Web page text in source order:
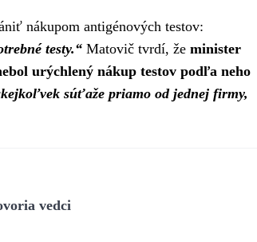
nákupom antigénových testov:
testy.“ Matovič tvrdí, že minister
urýchlený nákup testov podľa neho
súťaže priamo od jednej firmy,
vedci